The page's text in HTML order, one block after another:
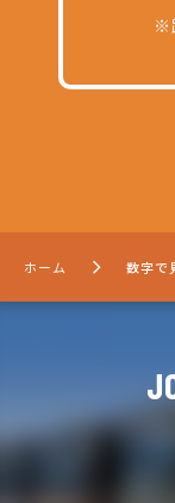
※
ホーム 数字で